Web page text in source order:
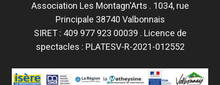
Association Les Montagn'Arts . 1034, rue
Principale 38740 Valbonnais
SIRET : 409 977 923 00039 . Licence de
spectacles : PLATESV-R-2021-012552